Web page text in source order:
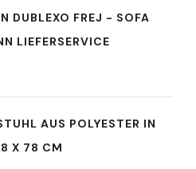
DUBLEXO FREJ - SOFA
LIEFERSERVICE
AUS POLYESTER IN
X 78 CM